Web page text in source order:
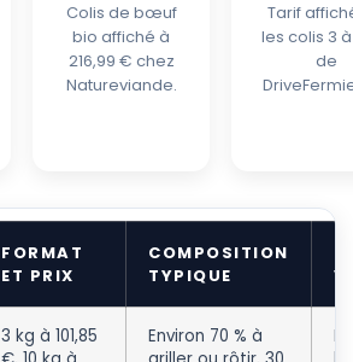
Colis de bœuf
bio affiché à
216,99 € chez
Natureviande.
Tarif
les colis 3 à
de
FORMAT
ET PRIX
COMPOSITION
TYPIQUE
3 kg à 101,85
Environ 70 % à